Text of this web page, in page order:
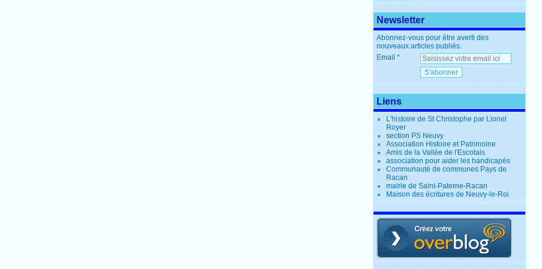
Newsletter
Abonnez-vous pour être averti des
nouveaux articles publiés.
Email
Liens
L'histoire de St Christophe par Lionel
Royer
section PS Neuvy
Association Histoire et Patrimoine
Amis de la Vallée de l'Escotais
association pour aider les handicapés
Communauté de communes Pays de
Racan
mairie de Saint-Paterne-Racan
Maison des écritures de Neuvy-le-Roi